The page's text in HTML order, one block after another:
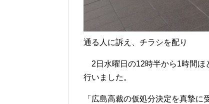
通る人に訴え、チラシを配り
2日水曜日の12時半から1時間ほ
行いました。
「広島高裁の仮処分決定を真摯